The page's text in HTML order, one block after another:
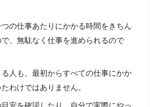
の仕事あたりにかかる時間をきちん
、無駄なく仕事を進められるので
人も、最初からすべての仕事にかか
わけではありません。